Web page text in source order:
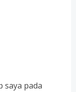
saya pada